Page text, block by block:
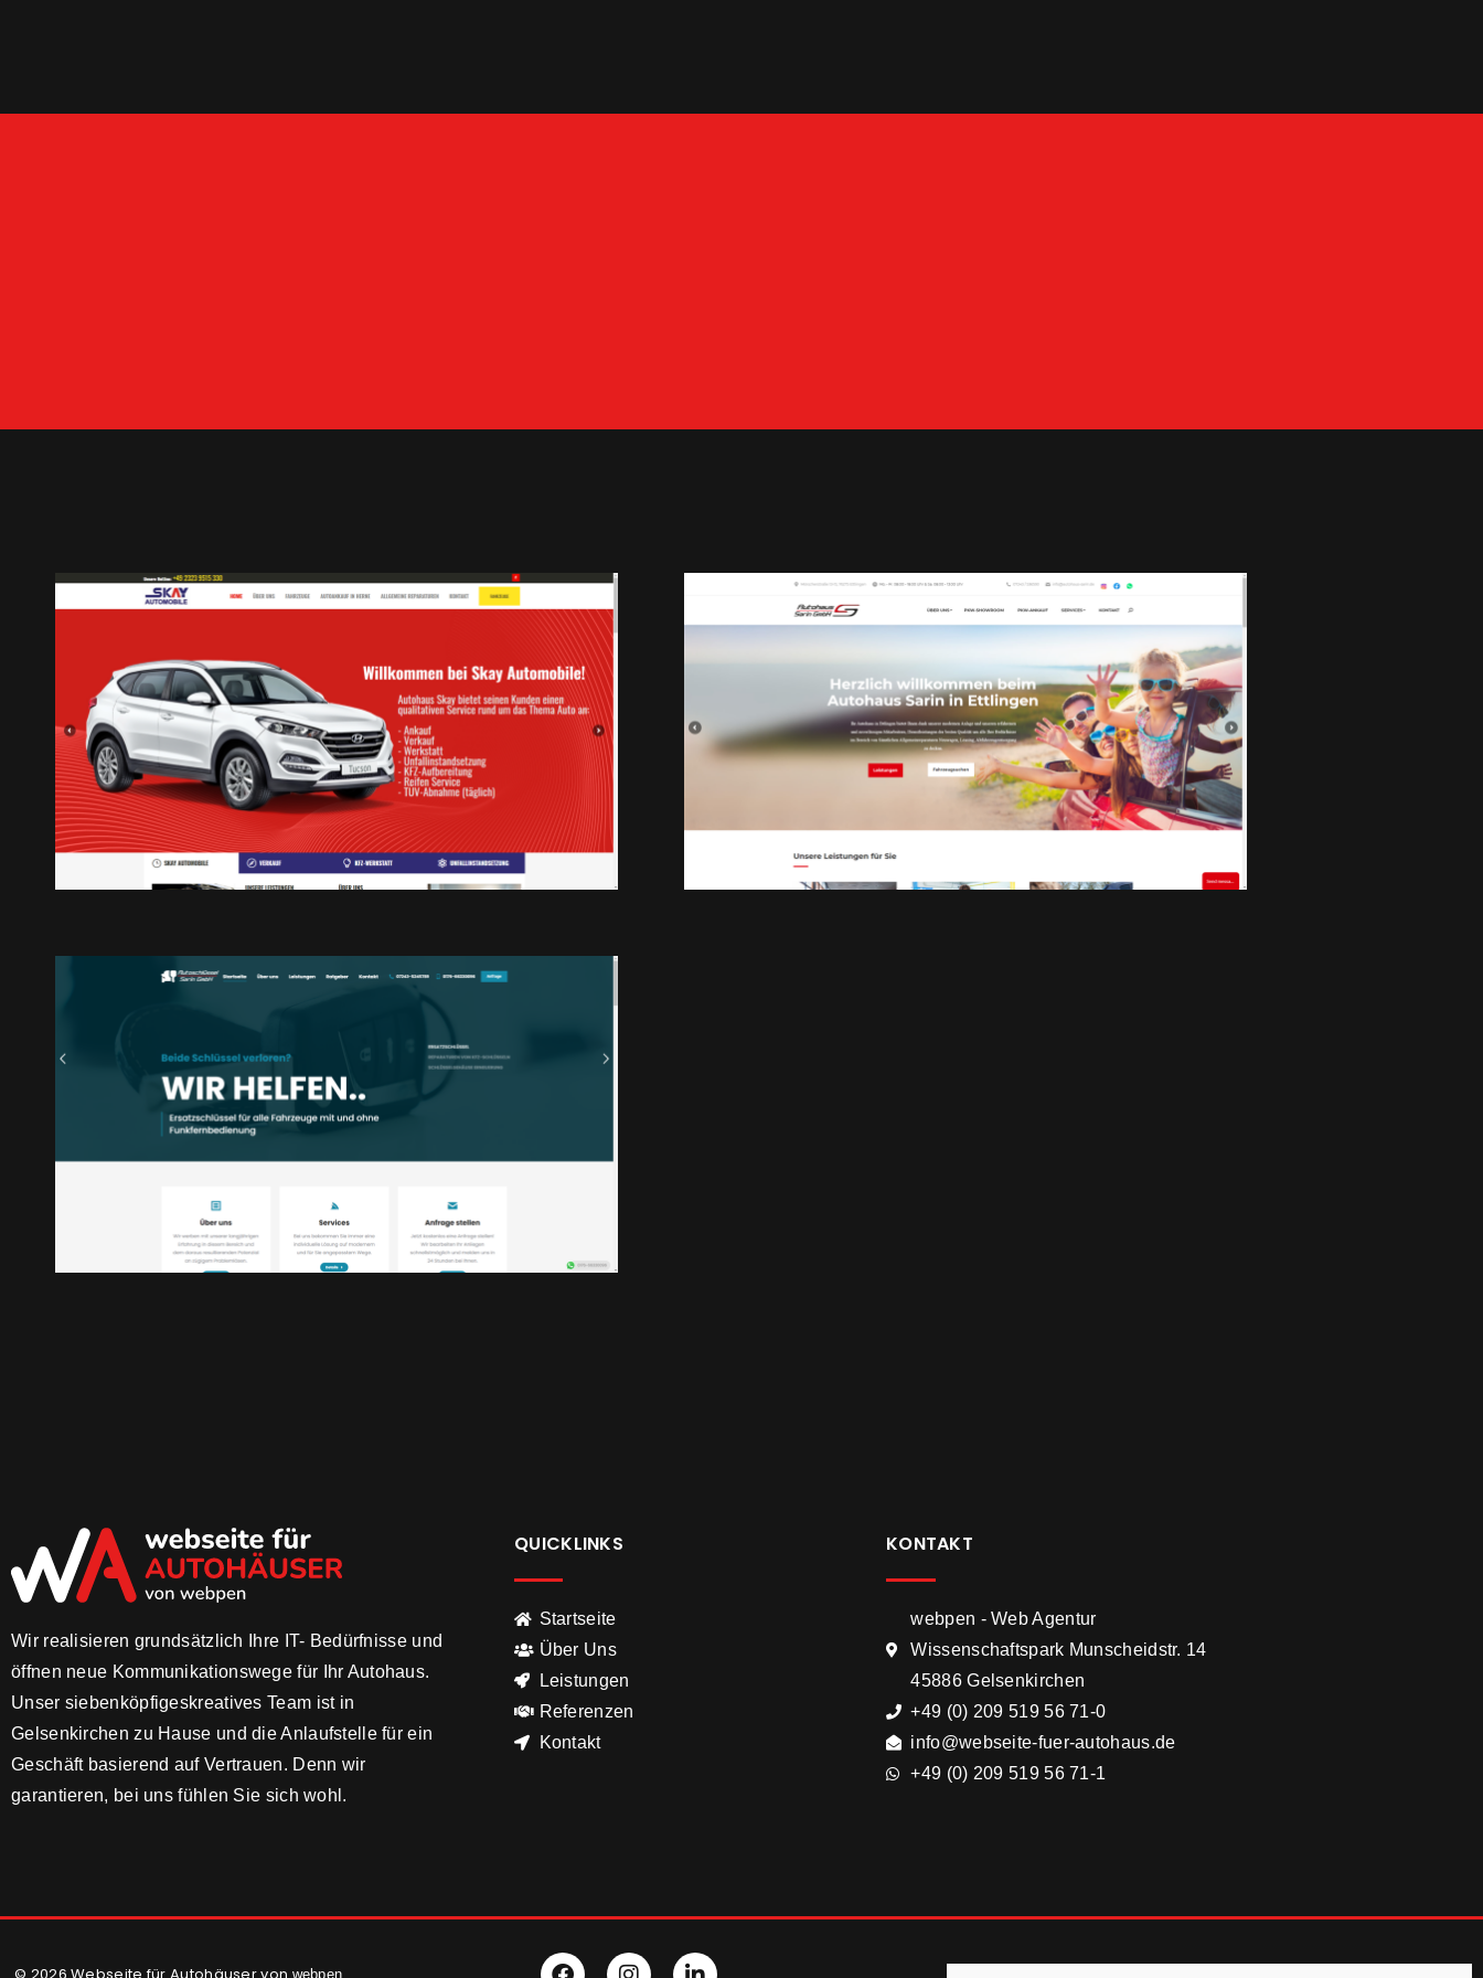
Wir realisieren grundsätzlich Ihre IT- Bedürfnisse und
öffnen neue Kommunikationswege für Ihr Autohaus.
Unser siebenköpfigeskreatives Team ist in
Gelsenkirchen zu Hause und die Anlaufstelle für ein
Geschäft basierend auf Vertrauen. Denn wir
garantieren, bei uns fühlen Sie sich wohl.
QUICKLINKS
Startseite
Über Uns
Leistungen
Referenzen
Kontakt
KONTAKT
webpen - Web Agentur
Wissenschaftspark Munscheidstr. 14
45886 Gelsenkirchen
+49 (0) 209 519 56 71-0
info@webseite-fuer-autohaus.de
+49 (0) 209 519 56 71-1
© 2026 Webseite für Autohäuser von webpen